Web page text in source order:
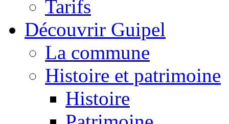
Tarifs
Découvrir Guipel
La commune
Histoire et patrimoine
Histoire